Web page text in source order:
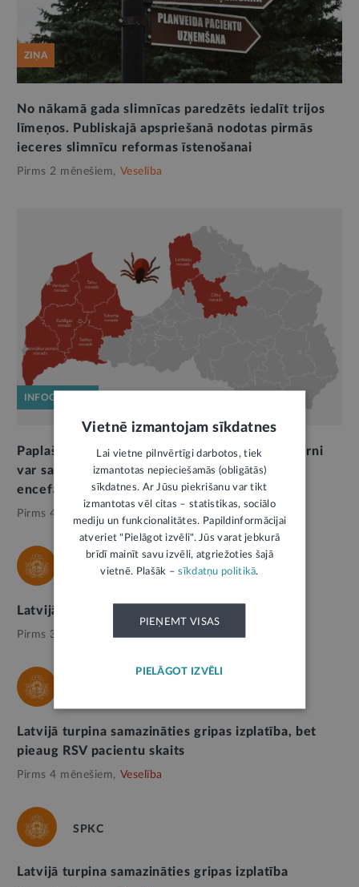
ZIŅA
No nākamā gada slimnīcas paredzēts iedalīt trijos
līmeņos. Publiskajā apspriešanā nodotas pirmās
ieceres slimnīcu reformas īstenošanai
Pirms 2 mēnešiem, Veselība
INFOGRAFIKA
Paplašināts novadu skaits, kuros deklarētie bērni
var saņemt bezmaksas vakcināciju pret ērču
encefalītu
Pirms 4 mēnešiem, Veselība
SPKC
Latvijā turpina samazināties gripas izplatība
Pirms 3 mēnešiem, Veselība
Latvijā turpina samazināties gripas izplatība, bet
pieaug RSV pacientu skaits
Pirms 4 mēnešiem, Veselība
SPKC
Latvijā turpina samazināties gripas izplatība
Vietnē izmantojam sīkdatnes
Lai vietne pilnvērtīgi darbotos, tiek
izmantotas nepieciešamās (obligātās)
sīkdatnes. Ar Jūsu piekrišanu var tikt
izmantotas vēl citas – statistikas, sociālo
mediju un funkcionalitātes. Papildinformācijai
atveriet "Pielāgot izvēli". Jūs varat jebkurā
brīdī mainīt savu izvēli, atgriežoties šajā
vietnē. Plašāk –sīkdatņu politikā.
PIEŅEMT VISAS
PIELĀGOT IZVĒLI